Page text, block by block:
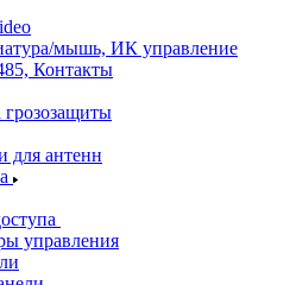
мышь, ИК управление
Контакты
грозозащиты
для антенн
управления